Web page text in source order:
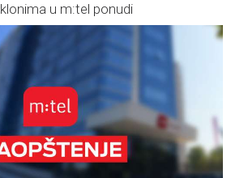
u m:tel ponudi